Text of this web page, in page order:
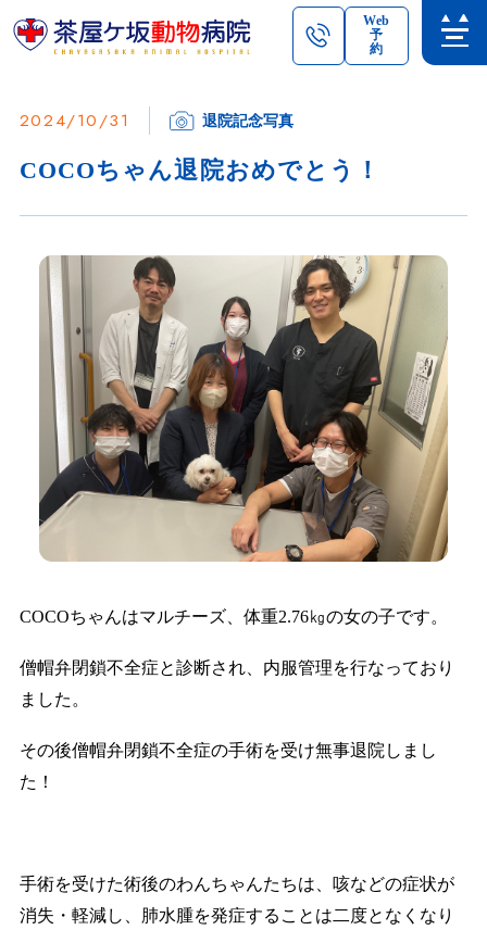
Web
予
約
2024/10/31 退院記念写真
COCOちゃん退院おめでとう！
COCOちゃんはマルチーズ、体重2.76㎏の女の子です。
僧帽弁閉鎖不全症と診断され、内服管理を行なっており
ました。
その後僧帽弁閉鎖不全症の手術を受け無事退院しまし
た！
手術を受けた術後のわんちゃんたちは、咳などの症状が
消失・軽減し、肺水腫を発症することは二度となくなり